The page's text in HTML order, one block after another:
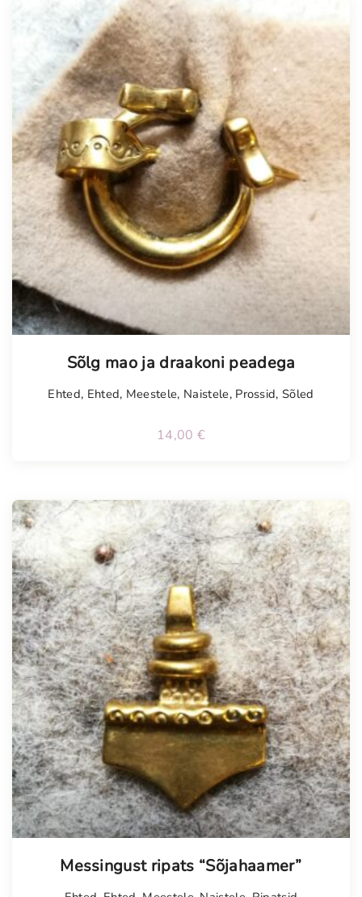
Sõlg mao ja draakoni peadega
Ehted, Ehted, Meestele, Naistele, Prossid,Sõled
14,00 €
Messingust ripats “Sõjahaamer”